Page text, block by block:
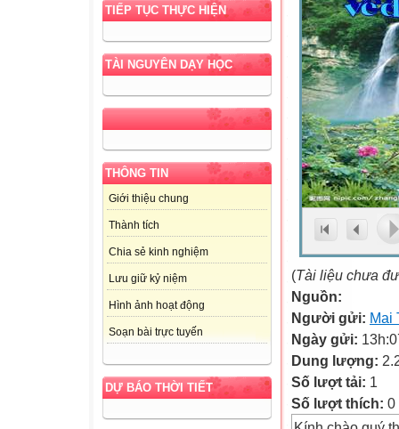
TIẾP TỤC THỰC HIỆN
TÀI NGUYÊN DẠY HỌC
THÔNG TIN
Giới thiệu chung
Thành tích
Chia sẻ kinh nghiệm
Lưu giữ kỷ niệm
Hình ảnh hoạt động
Soạn bài trực tuyến
DỰ BÁO THỜI TIẾT
(Tài liệu chưa
Nguồn:
Người gửi: Mai
Ngày gửi:
Dung lượng:
Số lượt tải: 1
Số lượt thích: 0